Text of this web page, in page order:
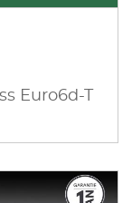
Euro6d-T